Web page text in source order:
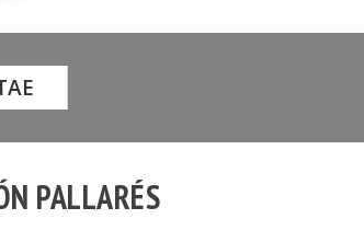
PALLARÉS